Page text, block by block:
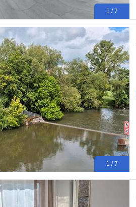
1 / 7
1 / 7